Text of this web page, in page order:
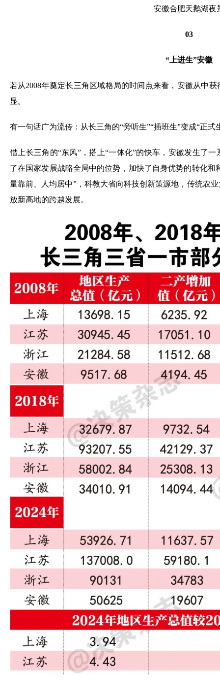
安徽合肥天鹅湖夜
03
“上进生”安徽
若从2008年奠定长三角区域格局的时间点来看，安徽从中
显。
有一句话广为流传：从长三角的“旁听生”“插班生”变成“正
借上长三角的“东风”，搭上“一体化”的快车，安徽发生了
了在国家发展战略全局中的位势，加快了自身优势的转化和
量靠前、人均居中”，科教大省向科技创新策源地，传统农
放新高地的跨越发展。